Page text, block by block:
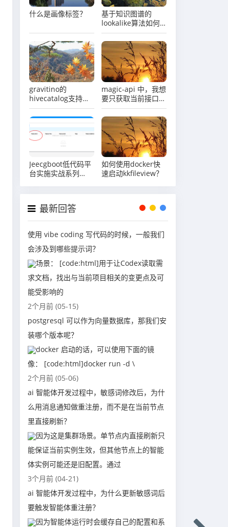
什么是画像标签？
基于知识图谱的
lookalike算法如何
工作？
gravitino的
hivecatalog支持
hive4吗
magic-api 中，我想
要只获取当前接口执
行sql的执行结果怎
么办？
Jeecgboot低代码平
台实施实战系列
如何使用docker快
速启动kkfileview？
最新回答
使用 vibe coding 写代码的时候，一般我们
会涉及到哪些提示词？
场景： [code:html]用于让Codex读取需
求文档，找出与当前项目相关的变更点及可
能受影响的
2个月前 (05-15)
postgresql 可以作为向量数据库，那我们安
装哪个版本呢？
docker 启动的话，可以使用下面的镜
像： [code:html]docker run -d \
2个月前 (05-06)
ai 智能体开发过程中，敏感词修改后，为什
么用消息通知做重注册，而不是在当前节点
里直接刷新？
因为这是集群场景。单节点内直接刷新只
能保证当前实例生效，但其他节点上的智能
体实例可能还是旧配置。通过
3个月前 (04-21)
ai 智能体开发过程中，为什么更新敏感词后
要触发智能体重注册？
因为智能体运行时会缓存自己的配置和系